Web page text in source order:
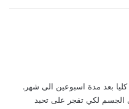
بعد مدة اسبوعين الى شهر.
الجسم لكي تقجر على تحبد